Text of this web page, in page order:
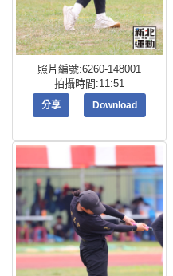
照片編號:6260-148001
拍攝時間:11:51
分享 Download